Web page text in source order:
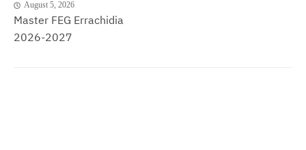
August 5, 2026
Master FEG Errachidia
2026-2027